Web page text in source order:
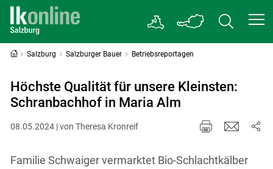
Salzburg Salzburger Bauer Betriebsreportagen
Höchste Qualität für unsere Kleinsten:
Schranbachhof in Maria Alm
08.05.2024 | von Theresa Kronreif
Familie Schwaiger vermarktet Bio-Schlachtkälber